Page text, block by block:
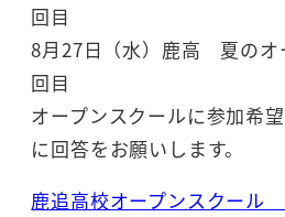
回目
8月27日（水）鹿高 夏の
回目
オープンスクールに参加希
に回答をお願いします。
鹿追高校オープンスクール